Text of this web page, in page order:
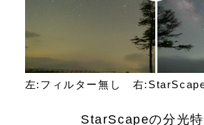
左:フィルター無し 右
StarScapeの分光特